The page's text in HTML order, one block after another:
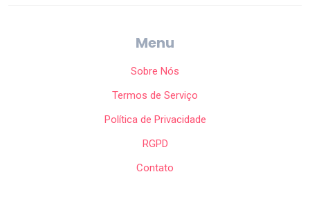
Menu
Sobre Nós
Termos de Serviço
Política de Privacidade
RGPD
Contato